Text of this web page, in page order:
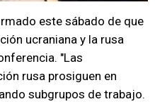
este sábado de que
ucraniana y la rusa
"Las
rusa prosiguen en
subgrupos de trabajo.